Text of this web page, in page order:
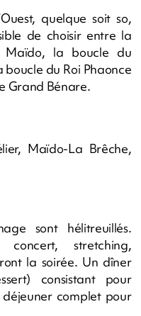
quelque soit so,
de choisir entre la
Maïdo, la boucle du
du Roi Phaonce
Grand Bénare.
Maïdo-La Brêche,
sont hélitreuillés.
stretching,
la soirée. Un dîner
consistant pour
complet pour